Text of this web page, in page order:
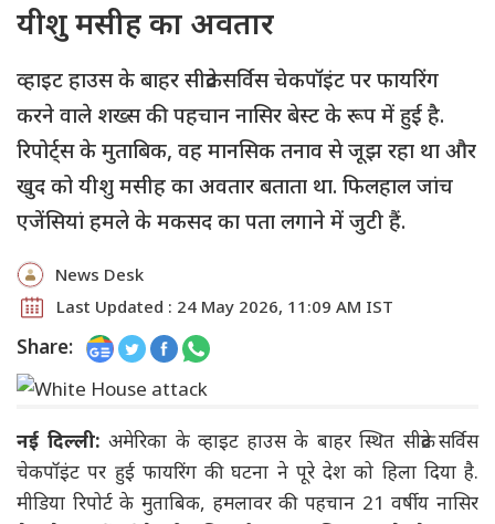
यीशु मसीह का अवतार
व्हाइट हाउस के बाहर सीक्रेट सर्विस चेकपॉइंट पर फायरिंग
करने वाले शख्स की पहचान नासिर बेस्ट के रूप में हुई है.
रिपोर्ट्स के मुताबिक, वह मानसिक तनाव से जूझ रहा था और
खुद को यीशु मसीह का अवतार बताता था. फिलहाल जांच
एजेंसियां हमले के मकसद का पता लगाने में जुटी हैं.
News Desk
Last Updated : 24 May 2026, 11:09 AM IST
Share:
नई दिल्ली: अमेरिका के व्हाइट हाउस के बाहर स्थित सीक्रेट सर्विस
चेकपॉइंट पर हुई फायरिंग की घटना ने पूरे देश को हिला दिया है.
मीडिया रिपोर्ट के मुताबिक, हमलावर की पहचान 21 वर्षीय नासिर